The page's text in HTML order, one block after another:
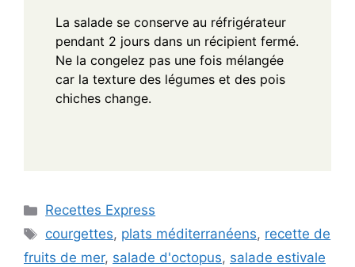
La salade se conserve au réfrigérateur
pendant 2 jours dans un récipient fermé.
Ne la congelez pas une fois mélangée
car la texture des légumes et des pois
chiches change.
Categories
Recettes Express
Tags
courgettes, plats méditerranéens, recette de
fruits de mer, salade d'octopus, salade estivale